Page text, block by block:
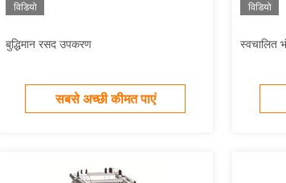
विडियो
बुद्धिमान रसद उपकरण
सबसे अच्छी कीमत पाएं
विडियो
स्वचालित